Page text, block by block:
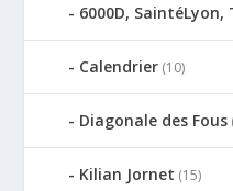
6000D, SaintéLyon,
Calendrier (10)
Diagonale des Fous
Kilian Jornet (15)